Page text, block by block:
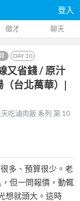
登入
徵才 聊天
DAY 10
又省錢 / 原汁
台北萬華）|
吃滷肉飯 系列 第 10
多、預算很少。老
但一問報價，動輒
想就頭大。這時